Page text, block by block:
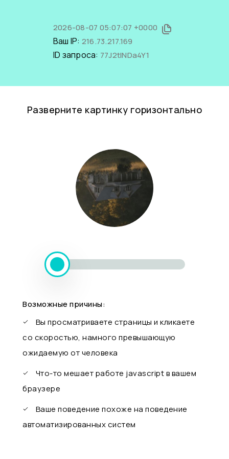
2026-08-07 05:07:07 +0000
Ваш IP: 216.73.217.169
ID запроса: 77J2tlNDa4Y1
Разверните картинку горизонтально
Возможные причины:
Вы просматриваете страницы и кликаете
со скоростью, намного превышающую
ожидаемую от человека
Что-то мешает работе javascript в вашем
браузере
Ваше поведение похоже на поведение
автоматизированных систем